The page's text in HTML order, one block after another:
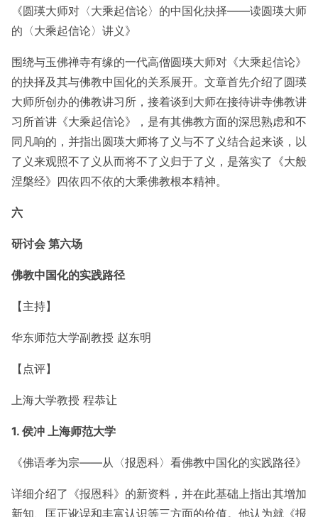
《圆瑛大师对〈大乘起信论〉的中国化抉择——读圆瑛大师
的〈大乘起信论〉讲义》
围绕与玉佛禅寺有缘的一代高僧圆瑛大师对《大乘起信论》
的抉择及其与佛教中国化的关系展开。文章首先介绍了圆瑛
大师所创办的佛教讲习所，接着谈到大师在接待讲寺佛教讲
习所首讲《大乘起信论》，是有其佛教方面的深思熟虑和不
同凡响的，并指出圆瑛大师将了义与不了义结合起来谈，以
了义来观照不了义从而将不了义归于了义，是落实了《大般
涅槃经》四依四不依的大乘佛教根本精神。
六
研讨会 第六场
佛教中国化的实践路径
【主持】
华东师范大学副教授 赵东明
【点评】
上海大学教授 程恭让
1. 侯冲 上海师范大学
《佛语孝为宗——从〈报恩科〉看佛教中国化的实践路径》
详细介绍了《报恩科》的新资料，并在此基础上指出其增加
新知、匡正讹误和丰富认识等三方面的价值。他认为就《报